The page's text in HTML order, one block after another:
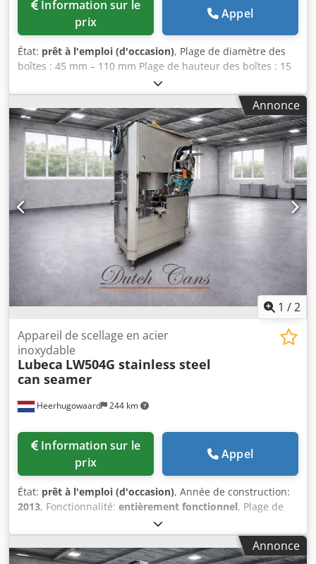
prix
Appel
État: prêt à l'emploi (d'occasion), Plage de diamètre des
boîtes : 45 mm – 110 mm Plage de hauteur des boîtes : 15
mm – 265 mm Dodpfxjy Dc Dmo Ap Hokr Diagonale
maximale à fermer : 125 mm Capacité : jusqu'à 90 boîtes
par minute
Annonce
1 /2
Heerhugowaard 244 km
Appareil de scellage en acier
inoxydable
Lubeca LW504G stainless steel
can seamer
prix
Appel
État: prêt à l'emploi (d'occasion), Année de construction:
2013, Fonctionnalité: entièrement fonctionnel, Plage de
diamètres : 99 mm à 153 mm Plage de hauteurs : 28 mm à
250 mm Capacité de production : jusqu’à 160 à 200 pièces
par minute Dkjdpszkqwlofx Ap Hor Nombre de têtes : 4
Annonce